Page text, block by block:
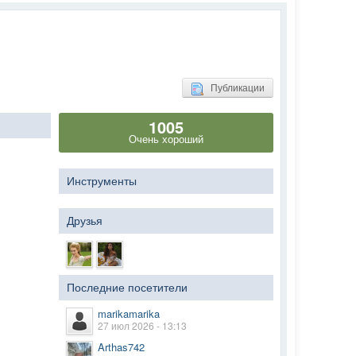
Публикации
1005
Очень хороший
Инструменты
Друзья
Последние посетители
marikamarika
27 июл 2026 - 13:13
Arthas742